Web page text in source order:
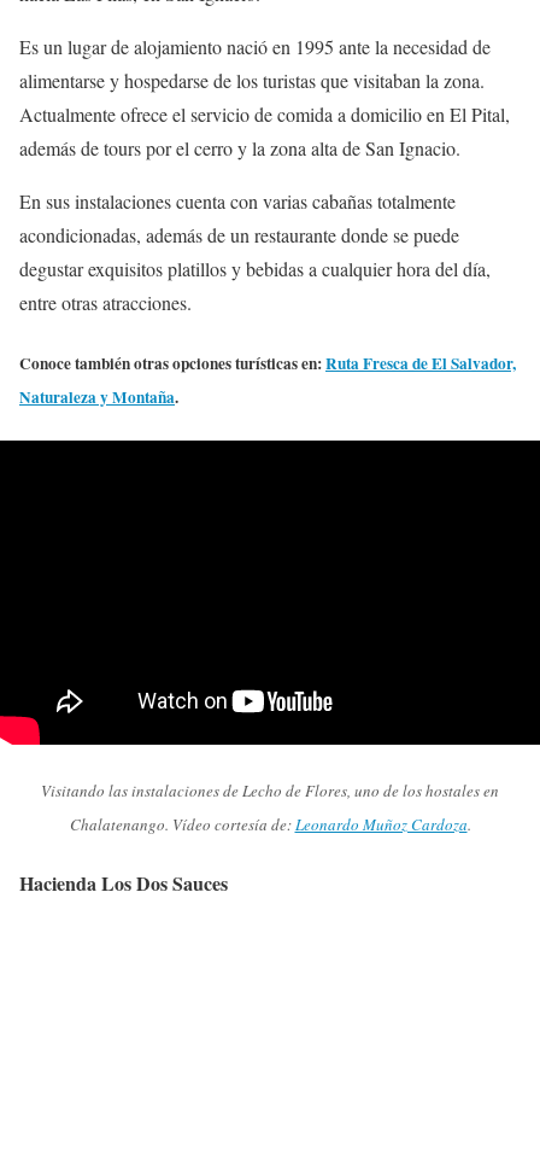
Es un lugar de alojamiento nació en 1995 ante la necesidad de
alimentarse y hospedarse de los turistas que visitaban la zona.
Actualmente ofrece el servicio de comida a domicilio en El Pital,
además de tours por el cerro y la zona alta de San Ignacio.
En sus instalaciones cuenta con varias cabañas totalmente
acondicionadas, además de un restaurante donde se puede
degustar exquisitos platillos y bebidas a cualquier hora del día,
entre otras atracciones.
Conoce también otras opciones turísticas en:Ruta Fresca de El Salvador,
Naturaleza y Montaña.
Visitando las instalaciones de Lecho de Flores, uno de los hostales en
Chalatenango. Vídeo cortesía de:Leonardo Muñoz Cardoza.
Hacienda Los Dos Sauces